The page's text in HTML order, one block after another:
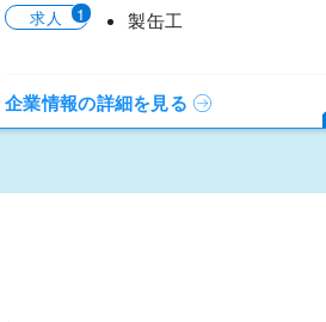
求人 1 製缶工
企業情報の詳細を見る